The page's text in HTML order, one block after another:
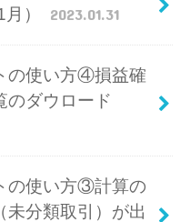
）
2023.01.31
の使い方④損益確
のダウロード
の使い方③計算の
未分類取引）が出